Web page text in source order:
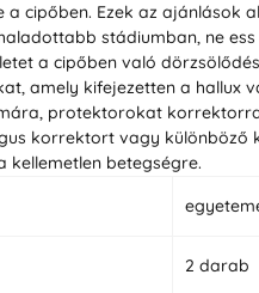
cipőben. Ezek az
stádiumban, ne
a cipőben való
amely kifejezetten a hallux
protektorokat
korrektort vagy különböző
betegségre.
2 darab